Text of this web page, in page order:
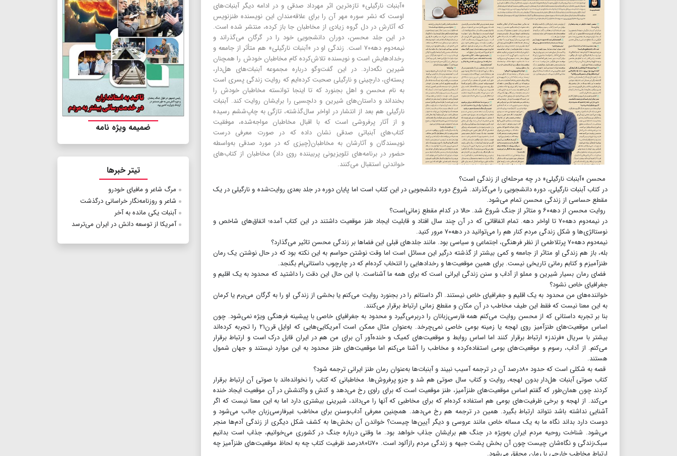
«آبنبات نارگیلی» تازه‌ترین اثر مهرداد صدقی و در ادامه دیگر آبنبات‌های
اوست که نشر سوره مهر آن را برای علاقه‌مندان این نویسنده طنزنویس
که آثارش در دل گروه زیادی از مخاطبان جا باز کرده، منتشر شده است.
در این جلد محسن، دوران دانشجویی خود را در گرگان می‌گذراند و
نیمه‌دوم دهه۷۰ است. زندگی او در «آبنبات نارگیلی» هم متأثر از جامعه و
رخدادهایش است و نویسنده تلاش‌کرده کام مخاطبان خودش را همچنان
شیرین نگه‌دارد. در این گفت‌و‌گو درباره مجموعه آبنبات‌های هل‌دار،
پسته‌ای، دارچینی و نارگیلی صحبت کرده‌ایم که روایت زندگی پسری است
به نام محسن و اهل بجنورد که تا اینجا توانسته مخاطبان خودش را
بخنداند و داستان‌های شیرین و دلچسبی را برایشان روایت کند. آبنبات
نارگیلی هم بعد از انتشار در اواخر سال‌گذشته، تازگی به چاپ‌ششم رسیده
و از آثار پرفروشی است که با اقبال مخاطبان مواجه‌شده، موفقیت
کتاب‌های آبنباتی صدقی نشان داده که در صورت معرفی درست
نویسندگان و آثارشان به مخاطبان(چیزی که در مورد صدقی به‌واسطه
حضور در برنامه‌های تلویزیونی پربیننده روی داد) مخاطبان از کتاب‌های
خواندنی استقبال می‌کنند.
محسن «آبنبات ‌نارگیلی» در چه مرحله‌ای از زندگی است؟
در کتاب آبنبات نارگیلی، دوره دانشجویی را می‌گذراند. شروع دوره دانشجویی در این کتاب است اما پایان دوره در جلد بعدی روایت‌شده و نارگیلی در یک
مقطع حساسی از زندگی محسن تمام می‌شود.
روایت محسن از دهه‌۶۰ و متاثر از جنگ شروع شد. حالا در کدام مقطع زمانی‌است؟
در نیمه‌دوم دهه‌۷۰ تا اواخر دهه. تمام اتفاقاتی که در آن چند سال افتاد و قابلیت ایجاد طنز موقعیت داشتند در این کتاب آمده؛ اتفاق‌های شاخص و
نوستالژی‌ها و شکل زندگی مردم کنار هم را می‌توانید در دهه۷۰ مرور کنید.
نیمه‌دوم دهه۷۰ پرتلاطمی از نظر فرهنگی، اجتماعی و سیاسی بود. مانند جلدهای قبلی این فضاها بر زندگی محسن تاثیر می‌گذارد؟
بله، باز هم زندگی او متاثر از جامعه و کمی بیشتر از گذشته درگیر این مسائل است اما وقت نوشتن حواسم به این نکته بود که در حال نوشتن یک رمان
طنزآمیزم و کتابم رمانی تاریخی نیست. برای همین موقعیت‌ها و رخدادهایی را انتخاب کرده‌ام که در چارچوب داستانی‌ام بگنجد.
فضای رمان بسیار شیرین و مملو از آداب و سنن زندگی ایرانی است که برای همه ما آشناست. با این حال این دقت را داشتید که محدود به یک اقلیم و
جغرافیای خاص نشود؟
خواننده‌های من محدود به یک اقلیم و جغرافیای خاص نیستند. اگر داستانم را در بجنورد روایت می‌کنم یا بخشی از زندگی او را به گرگان می‌برم یا کرمان
به این معنا نیست که فقط این طیف مخاطب در آن مکان و مقطع زمانی ارتباط برقرار می‌کنند.
بنا بر تجربه داستانی که از محسن روایت می‌کنم همه فارسی‌زبانان را در‌بر‌می‌گیرد و محدود به جغرافیای خاصی با پیشینه فرهنگی ویژه نمی‌شود. چون
اساس موقعیت‌های طنزآمیز روی لهجه یا زمینه بومی خاصی نمی‌چرخد. به‌عنوان مثال ممکن است آمریکایی‌هایی که اوایل قرن‌۲۱ را تجربه کرده‌اند
بیشتر با سریال «فرندز» ارتباط برقرار کنند اما اساس روابط و موقعیت‌های کمیک و خنده‌آور آن برای من هم در ایران قابل درک است و ارتباط برقرار
می‌کنم. از آداب، رسوم و موقعیت‌های بومی استفاده‌کرده و مخاطب را آشنا می‌کنم اما موقعیت‌های طنز محدود به این موارد نیستند و جهان شمول
هستند.
قصه به شکلی است که حدود ۸۰درصد آن در ترجمه آسیب نبیند و آبنبات‌ها به‌عنوان رمان طنز ایرانی ترجمه شود؟
کتاب صوتی آبنبات هل‌دار بدون لهجه، روایت و کتاب سال صوتی هم شد و جزو پرفروش‌ها. مخاطبانی که کتاب را نخوانده‌اند با صوتی آن ارتباط برقرار
کردند‌ چون همان‌طور که گفتم اساس موقعیت‌های طنزآمیز، طنز موقعیت است که برای راوی رخ می‌دهد و کنش و واکنشش در آن موقعیت ایجاد خنده
می‌کند. از لهجه و برخی ظرفیت‌های بومی هم استفاده کرده‌ام که برای مخاطبی که آنها را می‌داند، شیرینی بیشتری دارد اما به این معنا نیست که اگر
آشنایی نداشته باشد نتواند ارتباط بگیرد. همین در ترجمه هم رخ می‌دهد. همچنین معرفی آداب‌وسنن برای مخاطب غیرفارسی‌زبان جالب می‌شود و
دوست دارد بداند نگاه ما به یک مساله خاص مانند عروسی و دیگر آیین‌ها چیست؟ خواندن آن بخش‌ها به کشف شکل دیگری از زندگی آدم‌ها منجر
می‌شود. شناخت روحیه مردم ایران به‌ویژه در جنگ هم برایشان جذاب خواهد بود. ما وقتی درباره جنگ در کشوری می‌خوانیم، جذاب است بدانیم
سبک‌زندگی و نگاه‌شان چیست‌ چون آن بخش پشت جبهه و زندگی مردم رازآلود است. ۷۰تا۸۰درصد ظرفیت کتاب چه به لحاظ موقعیت‌های طنزآمیز چه
ارتباط مخاطب خارجی با رمان محقق می‌شود.
ضمیمه ویژه نامه
تیتر خبرها
مرگ شاعر و مافیای خودرو
شاعر و روزنامه‌نگار خراسانی درگذشت
آبنبات یکی مانده به آخر
آمریکا از توسعه دانش در ایران می‌ترسد